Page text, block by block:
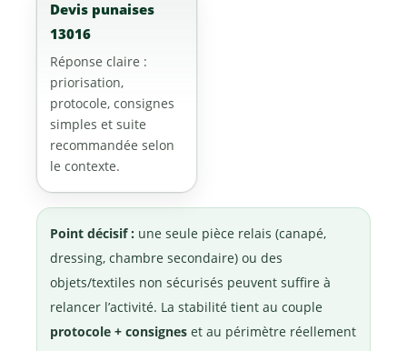
Devis punaises
13016
Réponse claire :
priorisation,
protocole, consignes
simples et suite
recommandée selon
le contexte.
Point décisif : une seule pièce relais (canapé,
dressing, chambre secondaire) ou des
objets/textiles non sécurisés peuvent suffire à
relancer l’activité. La stabilité tient au couple
protocole + consignes et au périmètre réellement